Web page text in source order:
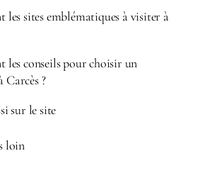
les sites emblématiques à visiter à
les conseils pour choisir un
Carcès ?
sur le site
loin